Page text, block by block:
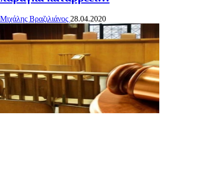
Μιχάλης Βραζιλιάνος 28.04.2020